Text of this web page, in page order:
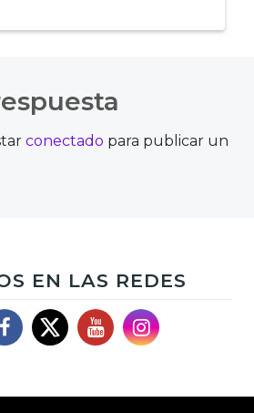
conectado para publicar un
EN LAS REDES
X YouTubeInstagram